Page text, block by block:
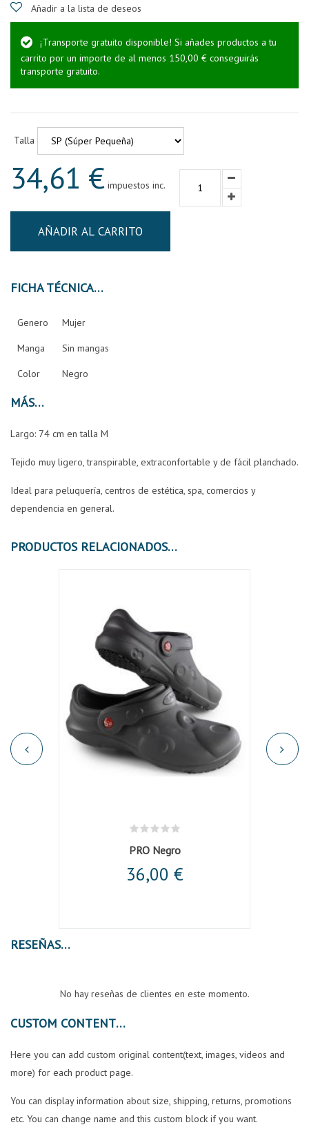
Añadir a la lista de deseos
¡Transporte gratuito disponible! Si añades productos a tu
carrito por un importe de al menos 150,00 € conseguirás
transporte gratuito.
Talla
34,61 € impuestos inc.
AÑADIR AL CARRITO
FICHA TÉCNICA
Genero Mujer
Manga Sin mangas
Color Negro
MÁS
Largo: 74 cm en talla M
Tejido muy ligero, transpirable, extraconfortable y de fácil planchado.
Ideal para peluquería, centros de estética, spa, comercios y
dependencia en general.
PRODUCTOS RELACIONADOS
PRO Negro
36,00 €
RESEÑAS
No hay reseñas de clientes en este momento.
CUSTOM CONTENT
Here you can add custom original content(text, images, videos and
more) for each product page.
You can display information about size, shipping, returns, promotions
etc. You can change name and this custom block if you want.